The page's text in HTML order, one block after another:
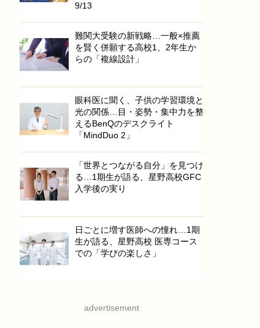
9/13
難関大受験の新戦略…一般×推薦
を賢く併願する高校1、2年生か
らの「複線設計」
眼科医に聞く、子供の学習環境と
光の関係…目・姿勢・集中力を整
えるBenQのデスクライト
「MindDuo 2」
「世界とつながる自分」を見つけ
る…1期生が語る、星野高校GFC
入学後の実り
日ごとに増す医師への憧れ…1期
生が語る、星野高校 医専コース
での「学びの楽しさ」
advertisement